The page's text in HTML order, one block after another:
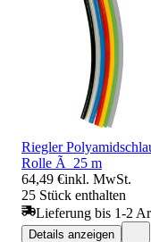
Riegler
Rolle Ã 25 m
64,49 €inkl. MwSt.
25 Stück enthalten
Lieferung bis 1-2
Details anzeigen